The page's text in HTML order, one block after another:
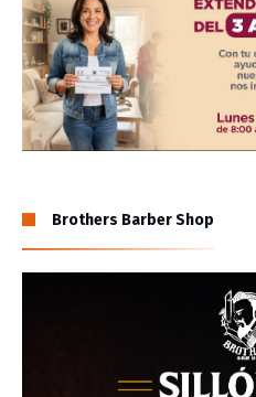
Brothers Barber Shop